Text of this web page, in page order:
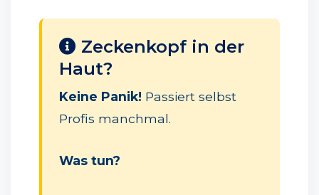
Zeckenkopf in der
Haut?
Keine Panik! Passiert selbst
Profis manchmal.
Was tun?